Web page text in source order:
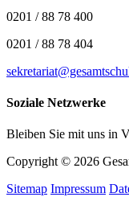
0201 / 88 78 400
0201 / 88 78 404
Soziale Netzwerke
Bleiben Sie mit uns in
Copyright © 2026
Sitemap Impressum